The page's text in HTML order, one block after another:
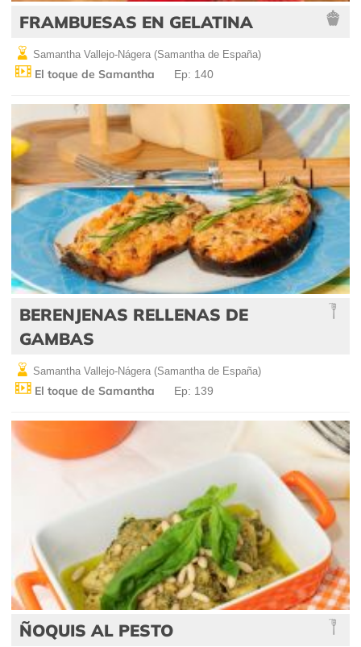
FRAMBUESAS EN GELATINA
Samantha Vallejo-Nágera (Samantha de España)
El toque de Samantha Ep: 140
BERENJENAS RELLENAS DE
GAMBAS
Samantha Vallejo-Nágera (Samantha de España)
El toque de Samantha Ep: 139
ÑOQUIS AL PESTO